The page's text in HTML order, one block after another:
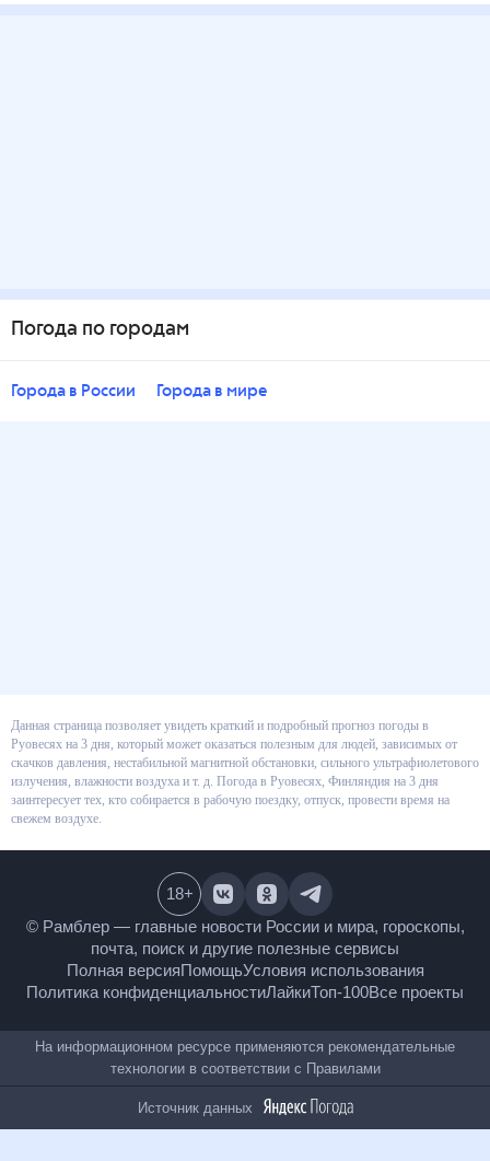
Погода по городам
Города в России Города в мире
Данная страница позволяет увидеть краткий и подробный прогноз
погоды в Руовесях на 3 дня, который может оказаться полезным для
людей, зависимых от скачков давления, нестабильной магнитной
обстановки, сильного ультрафиолетового излучения, влажности воздуха
и т. д. Погода в Руовесях, Финляндия на 3 дня заинтересует тех, кто
собирается в рабочую поездку, отпуск, провести время на свежем
© Рамблер — главные новости России и мира,
гороскопы, почта, поиск и другие полезные сервисы
Полная версияПомощьУсловия использования
Все проекты
18+
На информационном ресурсе применяются
рекомендательные технологии в соответствии с